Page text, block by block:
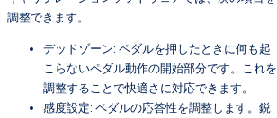
調整できます。
デッドゾーン: ペダルを押したときに何も起
こらないペダル動作の開始部分です。これを
調整することで快適さに対応できます。
感度設定: ペダルの応答性を調整します。鋭